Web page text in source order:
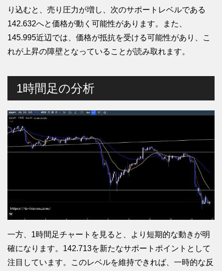
り込むと、売り圧力が増し、次のサポートレベルである
142.632へと価格が動く可能性があります。また、
145.995近辺では、価格が抵抗を受ける可能性があり、こ
れが上昇の障壁となっていることが読み取れます。
1時間足の分析
一方、1時間足チャートを見ると、より短期的な動きが明
確になります。142.713を新たなサポートポイントとして
注目しています。このレベルを維持できれば、一時的な反